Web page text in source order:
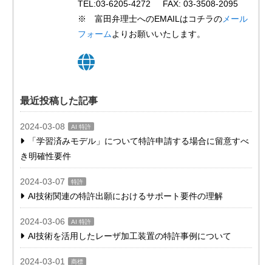
TEL:03-6205-4272 FAX: 03-3508-2095
※ 富田弁理士へのEMAILはコチラの メール
フォームよりお願いいたします。
最近投稿した記事
2024-03-08 AI 特許
「学習済みモデル」について特許申請する場合に留意すべ
き明確性要件
2024-03-07 特許
AI技術関連の特許出願におけるサポート要件の理解
2024-03-06 AI 特許
AI技術を活用したレーザ加工装置の特許事例について
2024-03-01 商標